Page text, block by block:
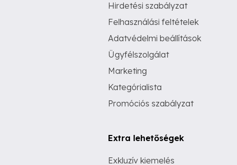
Hirdetési szabályzat
Felhasználási feltételek
Adatvédelmi beállítások
Ügyfélszolgálat
Marketing
Kategórialista
Promóciós szabályzat
Extra lehetőségek
Exkluzív kiemelés